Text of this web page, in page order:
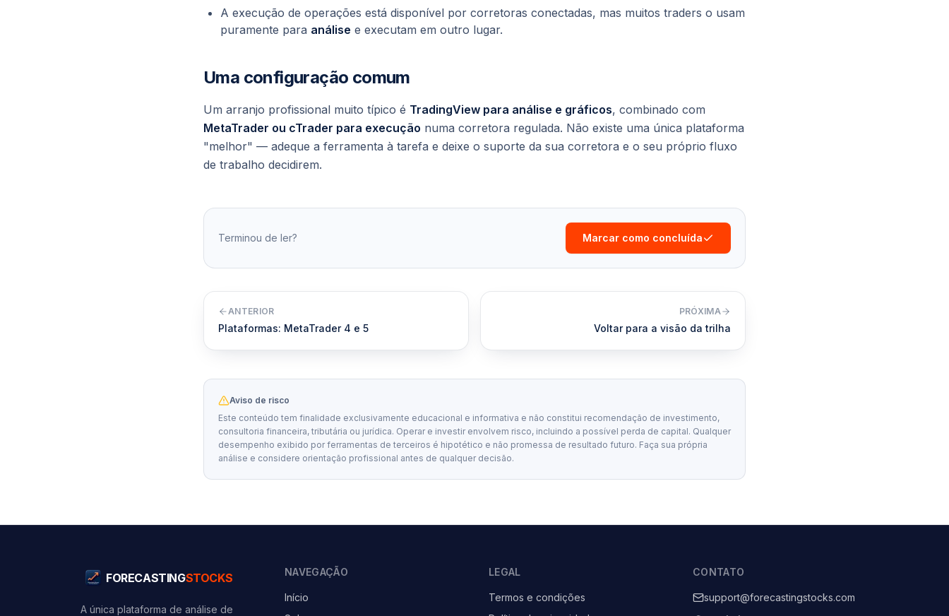
A execução de operações está disponível por corretoras conectadas, mas muitos traders o usam
puramente para análise e executam em outro lugar.
Uma configuração comum
Um arranjo profissional muito típico é TradingView para análise e gráficos, combinado com
MetaTrader ou cTrader para execução numa corretora regulada. Não existe uma única plataforma
"melhor" — adeque a ferramenta à tarefa e deixe o suporte da sua corretora e o seu próprio fluxo
de trabalho decidirem.
Terminou de ler? Marcar como concluída
ANTERIOR
Plataformas: MetaTrader 4 e 5
PRÓXIMA
Voltar para a visão da trilha
Aviso de risco
Este conteúdo tem finalidade exclusivamente educacional e informativa e não constitui recomendação de investimento,
consultoria financeira, tributária ou jurídica. Operar e investir envolvem risco, incluindo a possível perda de capital. Qualquer
desempenho exibido por ferramentas de terceiros é hipotético e não promessa de resultado futuro. Faça sua própria
análise e considere orientação profissional antes de qualquer decisão.
FORECASTINGSTOCKS
A única plataforma de análise de
NAVEGAÇÃO
Início
LEGAL
Termos e condições
CONTATO
support@forecastingstocks.com